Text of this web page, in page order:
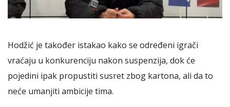
Hodžić je također istakao kako se određeni igrači
vraćaju u konkurenciju nakon suspenzija, dok će
pojedini ipak propustiti susret zbog kartona, ali da to
neće umanjiti ambicije tima.